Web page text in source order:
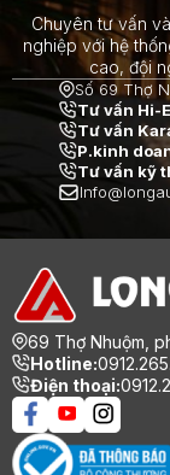
Chuyên tư vấn
nghiệp với hệ
cao, đội
Số 69 Thợ
Tư vấn Hi-
Tư vấn
P.kinh
Tư vấn kỹ
69 Thợ Nhuộm,
Hotline:
Điện thoại: